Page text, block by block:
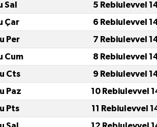
Sal
5 Rebiulevvel
Çar
6 Rebiulevvel
Per
7 Rebiulevvel
Cum
8 Rebiulevvel
Cts
9 Rebiulevvel
Paz
10 Rebiulevvel
Pts
11 Rebiulevvel